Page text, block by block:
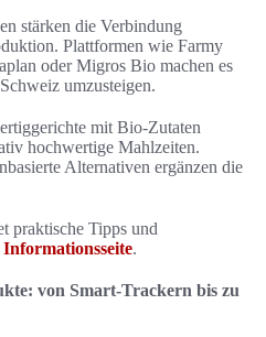
stärken die Verbindung
Plattformen wie Farmy
oder Migros Bio machen es
umzusteigen.
mit Bio-Zutaten
hochwertige Mahlzeiten.
Alternativen ergänzen die
praktische Tipps und
Informationsseite.
von Smart-Trackern bis zu